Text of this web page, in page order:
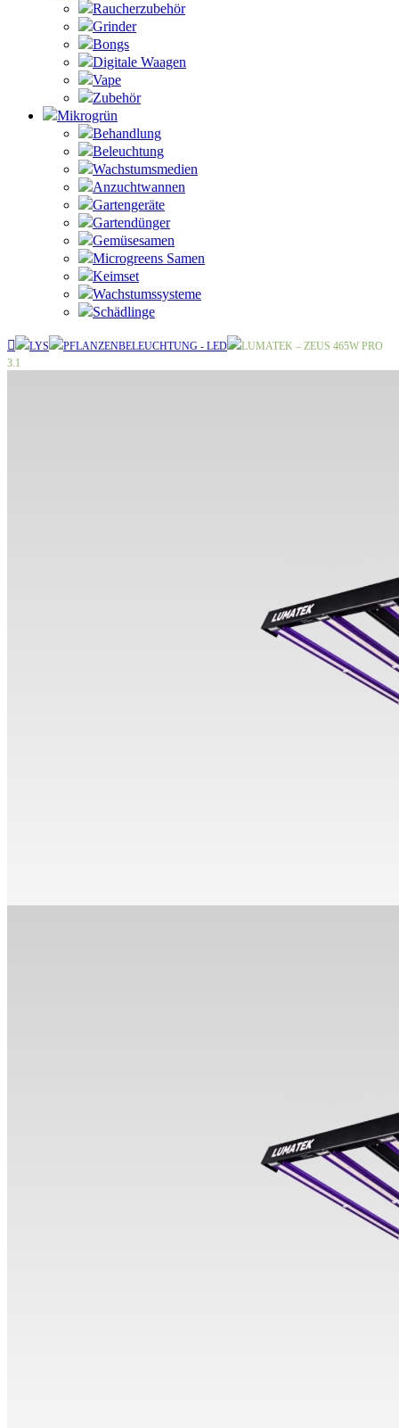
Raucherzubehör
Grinder
Bongs
Digitale Waagen
Vape
Zubehör
Mikrogrün
Behandlung
Beleuchtung
Wachstumsmedien
Anzuchtwannen
Gartengeräte
Gartendünger
Gemüsesamen
Microgreens Samen
Keimset
Wachstumssysteme
Schädlinge
LYS PFLANZENBELEUCHTUNG - LED
LUMATEK – ZEUS 465W PRO
3.1